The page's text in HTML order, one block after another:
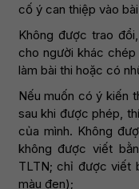
cố ý can thiệp vào
Không được trao
cho người khác
làm bài thi hoặc có
Nếu muốn có ý kiến
sau khi được phép,
của mình. Không
không được viết
TLTN; chỉ được viết
màu đen);